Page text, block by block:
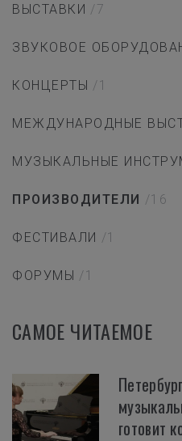
ВЫСТАВКИ /7
ЗВУКОВОЕ
КОНЦЕРТЫ /1
МЕЖДУНАРОДНЫЕ
МУЗЫКАЛЬНЫЕ
ПРОИЗВОДИТЕЛИ /16
ФЕСТИВАЛИ /1
ФОРУМЫ /1
САМОЕ ЧИТАЕМОЕ
готовит